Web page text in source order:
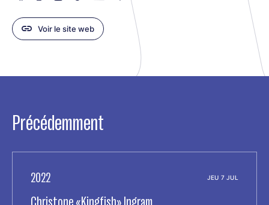
Voir le site web
Précédemment
2022 JEU 7 JUL
Christone «Kingfish» Ingram